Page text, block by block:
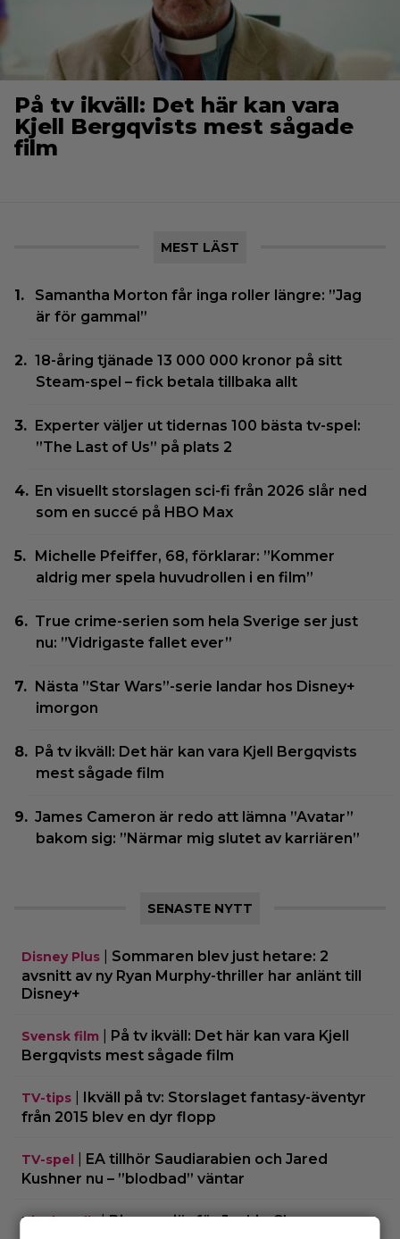
På tv ikväll: Det här kan vara
Kjell Bergqvists mest sågade
film
MEST LÄST
Samantha Morton får inga roller längre: ”Jag
är för gammal”
18-åring tjänade 13 000 000 kronor på sitt
Steam-spel – fick betala tillbaka allt
Experter väljer ut tidernas 100 bästa tv-spel:
”The Last of Us” på plats 2
En visuellt storslagen sci-fi från 2026 slår ned
som en succé på HBO Max
Michelle Pfeiffer, 68, förklarar: ”Kommer
aldrig mer spela huvudrollen i en film”
True crime-serien som hela Sverige ser just
nu: ”Vidrigaste fallet ever”
Nästa ”Star Wars”-serie landar hos Disney+
imorgon
På tv ikväll: Det här kan vara Kjell Bergqvists
mest sågade film
James Cameron är redo att lämna ”Avatar”
bakom sig: ”Närmar mig slutet av karriären”
SENASTE NYTT
Disney Plus
Sommaren blev just hetare: 2
avsnitt av ny Ryan Murphy-thriller har anlänt till
Disney+
Svensk film
På tv ikväll: Det här kan vara Kjell
Bergqvists mest sågade film
TV-tips
Ikväll på tv: Storslaget fantasy-äventyr
från 2015 blev en dyr flopp
TV-spel
EA tillhör Saudiarabien och Jared
Kushner nu – ”blodbad” väntar
Bioaktuellt|Biopremiär för Jackie Chans nya